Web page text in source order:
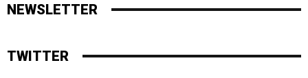
NEWSLETTER
TWITTER